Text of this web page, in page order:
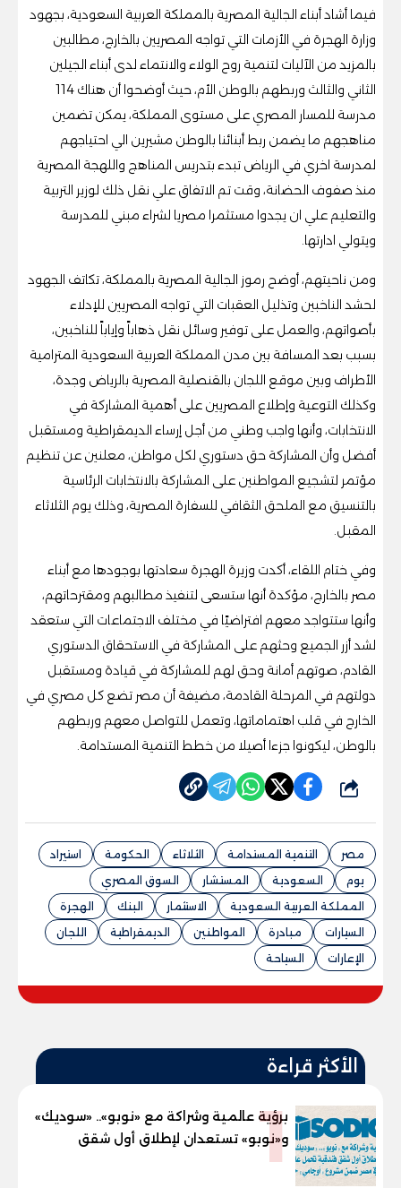
فيما أشاد أبناء الجالية المصرية بالمملكة العربية السعودية، بجهود
وزارة الهجرة في الأزمات التي تواجه المصريين بالخارج، مطالبين
بالمزيد من الآليات لتنمية روح الولاء والانتماء لدى أبناء الجيلين
الثاني والثالث وربطهم بالوطن الأم، حيث أوضحوا أن هناك 114
مدرسة للمسار المصري على مستوى المملكة، يمكن تضمين
مناهجهم ما يضمن ربط أبنائنا بالوطن مشيرين الي احتياجهم
لمدرسة اخري في الرياض تبدء بتدريس المناهج واللهجة المصرية
منذ صفوف الحضانة، وقت تم الاتفاق علي نقل ذلك لوزير التربية
والتعليم علي ان يجدوا مستثمرا مصريا لشراء مبني للمدرسة
ويتولي ادارتها.
ومن ناحيتهم، أوضح رموز الجالية المصرية بالمملكة، تكاتف الجهود
لحشد الناخبين وتذليل العقبات التي تواجه المصريين للإدلاء
بأصواتهم، والعمل على توفير وسائل نقل ذهاباً وإياباً للناخبين،
بسبب بعد المسافة بين مدن المملكة العربية السعودية المترامية
الأطراف ‏وبين موقع اللجان بالقنصلية المصرية بالرياض وجدة،
وكذلك التوعية وإطلاع المصريين على أهمية المشاركة في
الانتخابات، وأنها واجب وطني من أجل إرساء الديمقراطية ومستقبل
أفضل ‏وأن المشاركة حق دستوري لكل مواطن، معلنين عن تنظيم
مؤتمر لتشجيع المواطنين على المشاركة بالانتخابات الرئاسية
بالتنسيق مع الملحق الثقافي للسفارة المصرية، وذلك يوم الثلاثاء
المقبل.
وفي ختام اللقاء، أكدت وزيرة الهجرة سعادتها بوجودها مع أبناء
مصر بالخارج، مؤكدة أنها ستسعى لتنفيذ مطالبهم ومقترحاتهم،
وأنها ستتواجد معهم افتراضيًا في مختلف الاجتماعات التي ستعقد
لشد أزر الجميع وحثهم على المشاركة في الاستحقاق الدستوري
القادم، صوتهم أمانة وحق لهم للمشاركة في قيادة ومستقبل
دولتهم في المرحلة القادمة، مضيفة أن مصر تضع كل مصري في
الخارج في قلب اهتماماتها، وتعمل للتواصل معهم وربطهم
بالوطن، ليكونوا جزءا أصيلا من خطط التنمية المستدامة.
شارك
مصر التنمية المستدامة الثلاثاء الحكومة
استيراد
يوم
السعودية المستشار
السوق المصري
المملكة العربية السعودية
الاستثمار البنك
الهجرة
السيارات
مبادرة المواطنين الديمقراطية
اللجان
الإعارات
السياحة
الأكثر قراءة
1
برؤية عالمية وشراكة مع «نوبو».. «سوديك»
و«نوبو» تستعدان لإطلاق أول شقق
فندقية تحمل علامة "نوبو" العالمية في